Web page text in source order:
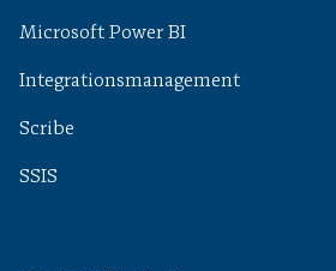
Microsoft Power BI
Integrationsmanagement
Scribe
SSIS